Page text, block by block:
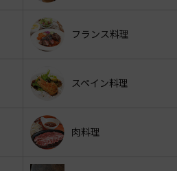
フランス料理
スペイン料理
肉料理